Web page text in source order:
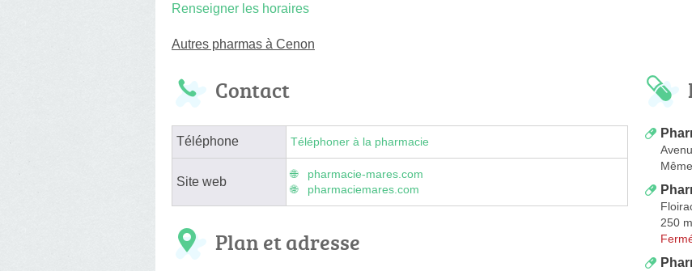
Renseigner les horaires
Autres pharmas à Cenon
Contact
Téléphone Téléphoner à la pharmacie
Site web
pharmacie-mares.com
pharmaciemares.com
Plan et adresse
250